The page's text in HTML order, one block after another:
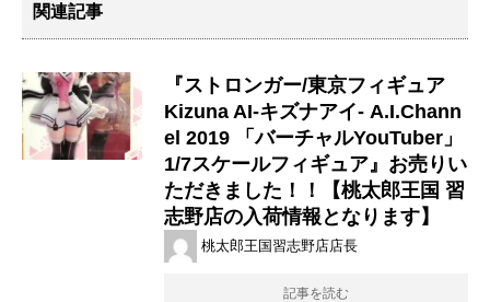
関連記事
『ストロンガー/東京フィギュア
Kizuna ​AI-キズナアイ- ​A.I.Chann
el ​2019 ​「バーチャルYouTuber」 ​
1/7スケールフィギュア』お売りい
ただきました！！【桃太郎王国 習
志野店の入荷情報となります】
桃太郎王国習志野店店長
記事を読む